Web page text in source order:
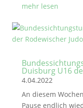
mehr lesen
Duisburg U16
4.04.2022
An diesem
Pause endlich